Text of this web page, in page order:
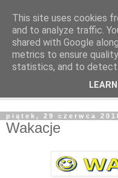
piątek, 29 czerwca
Wakacje
This site uses cookies
and to analyze traffic.
shared with Google
metrics to ensure
statistics, and to detect